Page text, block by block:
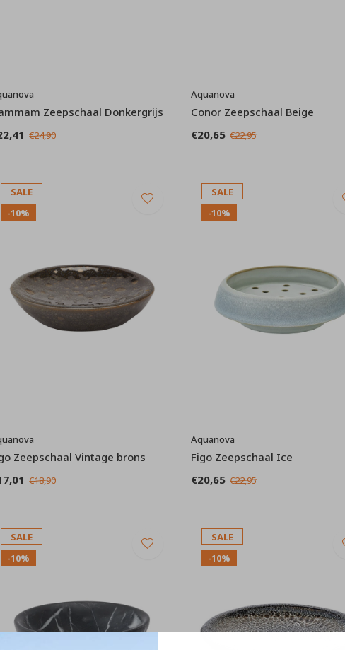
Zeepschaal Donkergrijs
€24,90
Aquanova
Conor Zeepschaal Beige
€20,65 €22,95
SALE
-10%
Zeepschaal Vintage brons
€18,90
SALE
-10%
Aquanova
Figo Zeepschaal Ice
€20,65 €22,95
SALE
-10%
SALE
-10%